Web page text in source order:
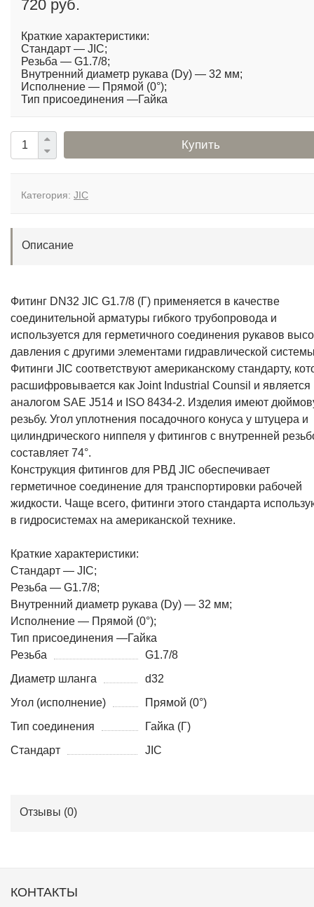
720 руб.
Краткие характеристики:
Стандарт — JIC;
Резьба — G1.7/8;
Внутренний диаметр рукава (Dy) — 32 мм;
Исполнение — Прямой (0°);
Тип присоединения —Гайка
Купить
Категория: JIC
Описание
Фитинг DN32 JIC G1.7/8 (Г) применяется в качестве
соединительной арматуры гибкого трубопровода и
используется для герметичного соединения рукавов
давления с другими элементами гидравлической
Фитинги JIC соответствуют американскому стандарту,
расшифровывается как Joint Industrial Counsil и является
аналогом SAE J514 и ISO 8434-2. Изделия имеют
резьбу. Угол уплотнения посадочного конуса у штуцера и
цилиндрического ниппеля у фитингов с внутренней
составляет 74°.
Конструкция фитингов для РВД JIC обеспечивает
герметичное соединение для транспортировки рабочей
жидкости. Чаще всего, фитинги этого стандарта
в гидросистемах на американской технике.
Краткие характеристики:
Стандарт — JIC;
Резьба — G1.7/8;
Внутренний диаметр рукава (Dy) — 32 мм;
Исполнение — Прямой (0°);
Тип присоединения —Гайка
Резьба
G1.7/8
Диаметр шланга
d32
Угол (исполнение)
Прямой (0°)
Тип соединения
Гайка (Г)
Стандарт
JIC
Отзывы (0)
КОНТАКТЫ